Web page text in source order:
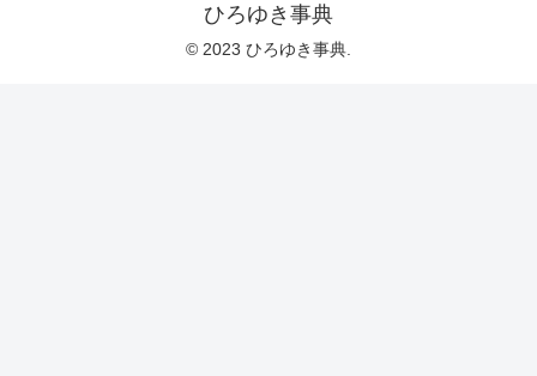
ひろゆき事典
© 2023 ひろゆき事典.